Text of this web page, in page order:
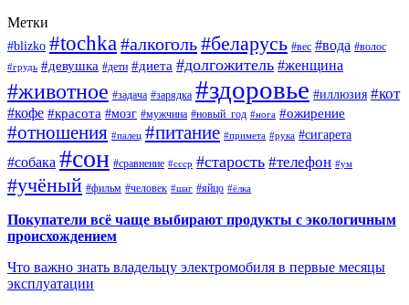
Метки
#blizko #tochka #алкоголь#беларусь #вес #вода #волос
#грудь #девушка #дети #диета #долгожитель #женщина
#животное #задача #зарядка #здоровье #иллюзия #кот
#кофе #красота #мозг #мужчина #новый_год #нога #ожирение
#отношения #палец #питание #примета #рука #сигарета
#собака #сон #сравнение #ссср #старость #телефон #ум
#учёный #фильм #человек #шаг #яйцо #ёлка
Покупатели всё чаще выбирают продукты с экологичным
происхождением
Что важно знать владельцу электромобиля в первые месяцы
эксплуатации